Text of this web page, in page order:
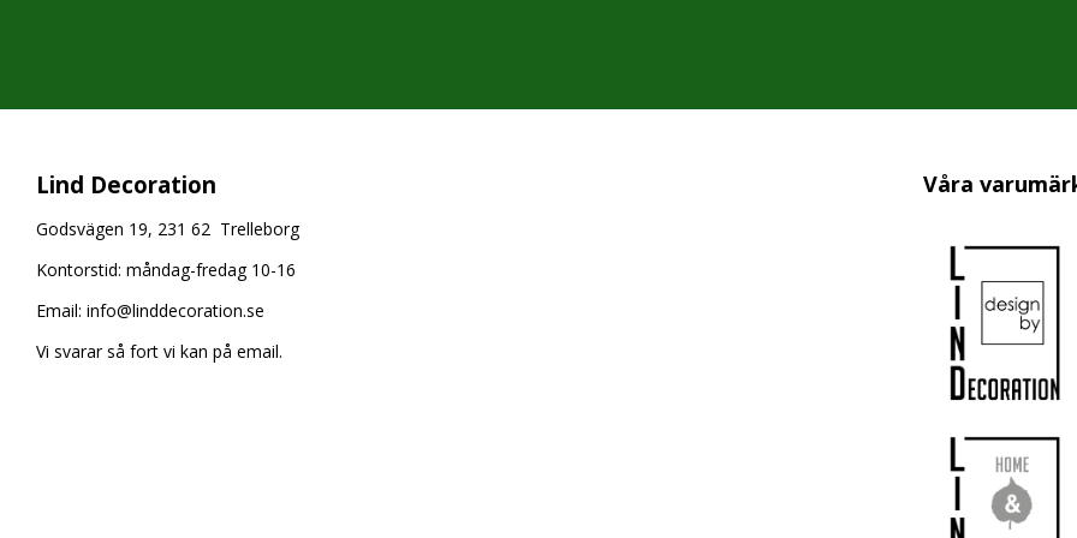
Lind Decoration
Godsvägen 19, 231 62 Trelleborg
Kontorstid: måndag-fredag 10-16
Email: info@linddecoration.se
Vi svarar så fort vi kan på email.
Våra